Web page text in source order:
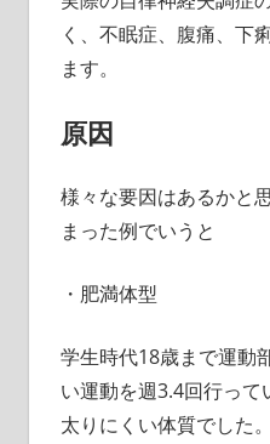
く、不眠症、腹痛、下
ます。
原因
様々な要因はあるかと
まった例でいうと
・肥満体型
学生時代18歳まで運動
い運動を週3.4回行っ
太りにくい体質でした